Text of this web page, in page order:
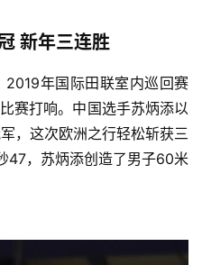
新年三连胜
赛打响。中国选手苏炳添以
，这次欧洲之行轻松斩获三
47，苏炳添创造了男子60米